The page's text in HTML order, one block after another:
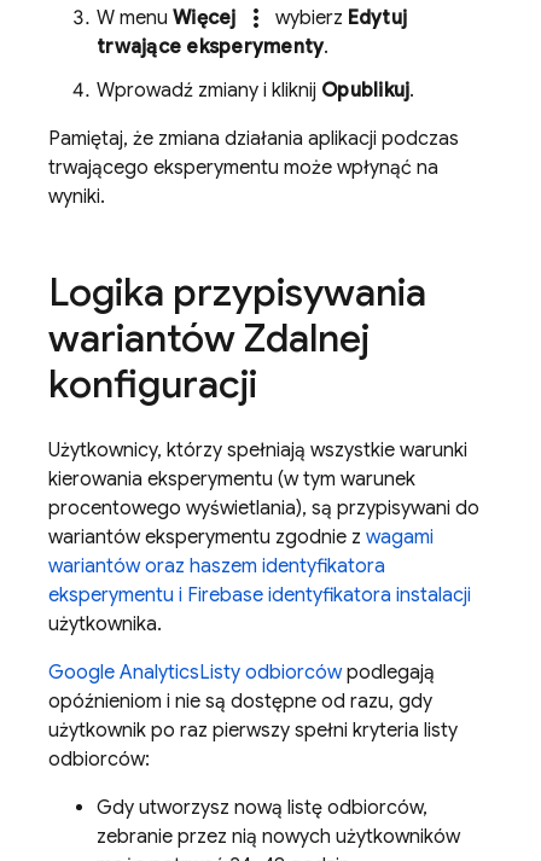
W menu Więcej more_vert wybierz Edytuj
trwające eksperymenty.
Wprowadź zmiany i kliknij Opublikuj.
Pamiętaj, że zmiana działania aplikacji podczas
trwającego eksperymentu może wpłynąć na
wyniki.
Logika przypisywania
wariantów Zdalnej
konfiguracji
Użytkownicy, którzy spełniają wszystkie warunki
kierowania eksperymentu (w tym warunek
procentowego wyświetlania), są przypisywani do
wariantów eksperymentu zgodnie z wagami
wariantów oraz haszem identyfikatora
eksperymentu i Firebase identyfikatora instalacji
użytkownika.
Google AnalyticsListy odbiorcówpodlegają
opóźnieniom i nie są dostępne od razu, gdy
użytkownik po raz pierwszy spełni kryteria listy
odbiorców:
Gdy utworzysz nową listę odbiorców,
zebranie przez nią nowych użytkowników